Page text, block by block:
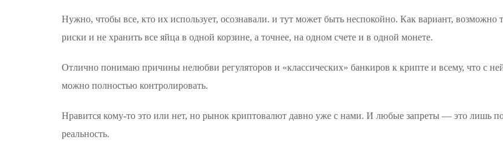
Нужно, чтобы все, кто их использует, осознавали. и тут может быть неспокойно. Как вариант, возможно
риски и не хранить все яйца в одной корзине, а точнее, на одном счете и в одной монете.
Отлично понимаю причины нелюбви регуляторов и «классических» банкиров к крипте и всему, что с
можно полностью контролировать.
Нравится кому-то это или нет, но рынок криптовалют давно уже с нами. И любые запреты — это лишь
реальность.